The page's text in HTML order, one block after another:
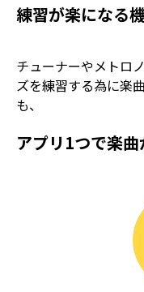
練習が楽になる
チューナーやメトロ
ズを練習する為に楽
も、
アプリ1つで楽曲